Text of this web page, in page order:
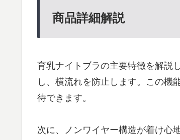
商品詳細解説
育乳ナイトブラの主要特徴を解説
し、横流れを防止します。この機
待できます。
次に、ノンワイヤー構造が着け心